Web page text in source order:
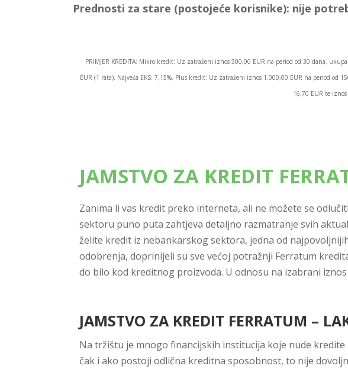
Prednosti za stare (postojeće korisnike): nije
PRIMJER KREDITA: Mikro kredit: Uz zatraženi iznos 300,00 EUR na period od 30 dana,
EUR (1 rata). Najveća EKS: 7,15%, Plus kredit: Uz zatraženi iznos 1.000,00 EUR na period
16,70 EUR te
JAMSTVO ZA KREDIT
Zanima li vas kredit preko interneta, ali ne možete se
sektoru puno puta zahtjeva detaljno razmatranje svih
želite kredit iz nebankarskog sektora, jedna od
odobrenja, doprinijeli su sve većoj potražnji Ferratum
do bilo kod kreditnog proizvoda. U odnosu na izabrani
JAMSTVO ZA KREDIT FERRATUM –
Na tržištu je mnogo financijskih institucija koje nude
čak i ako postoji odlična kreditna sposobnost, to nije